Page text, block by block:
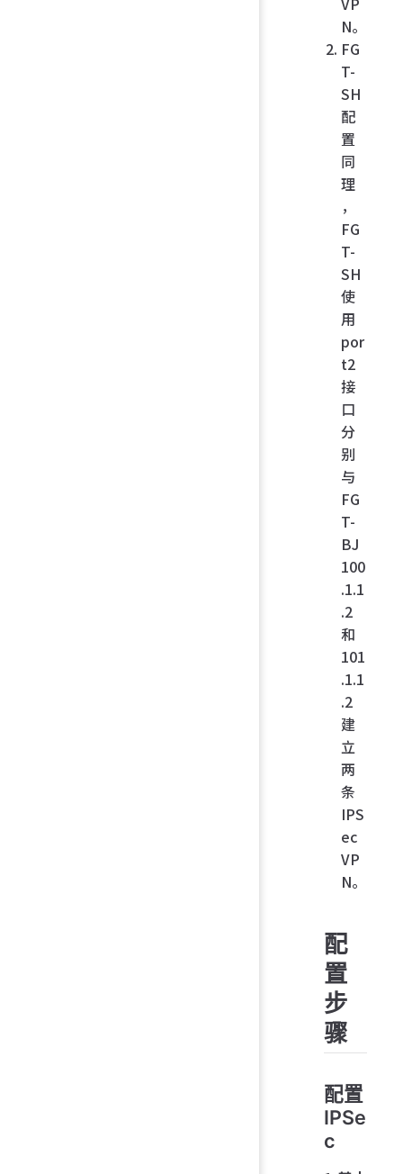
N。
FG
T-
SH
配
置
同
理
，
FG
T-
SH
使
用
por
t2
接
口
分
别
与
FG
T-
BJ
100
.1.1
.2
和
101
.1.1
.2
建
立
两
条
IPS
ec
VP
N。
配
置
步
骤
配置
IPSe
c